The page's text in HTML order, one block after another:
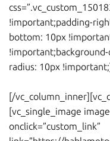
!important;padding-
bottom: 10px
radius: 10px
[/
[vc_single_image
onclick=”custom_link”